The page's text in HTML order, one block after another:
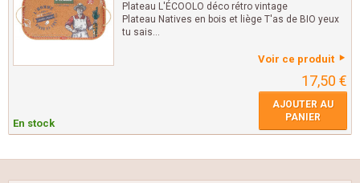
Plateau L'ÉCOOLO déco rétro vintage
Plateau Natives en bois et liège T'as de BIO yeux
tu sais...
Voir ce produit
17,50 €
En stock
AJOUTER AU
PANIER